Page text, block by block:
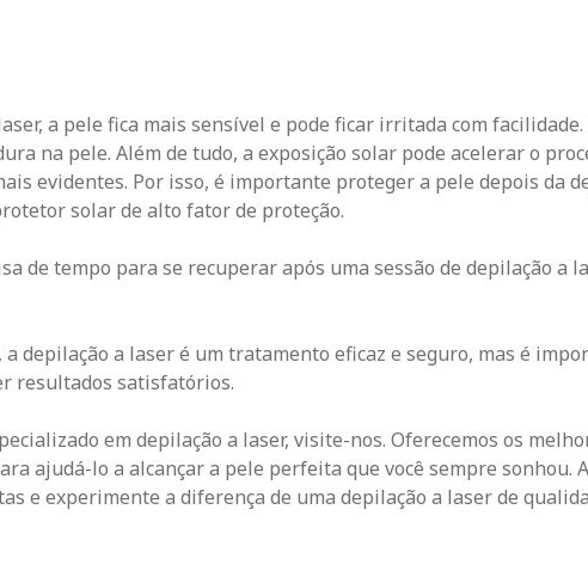
a pele fica mais sensível e pode ficar irritada com
na pele. Além de tudo, a exposição solar pode acelerar o
evidentes. Por isso, é importante proteger a pele depois da
solar de alto fator de proteção.
de tempo para se recuperar após uma sessão de depilação a
depilação a laser é um tratamento eficaz e seguro, mas é
resultados satisfatórios.
em depilação a laser, visite-nos. Oferecemos os
ajudá-lo a alcançar a pele perfeita que você sempre sonhou.
e experimente a diferença de uma depilação a laser de